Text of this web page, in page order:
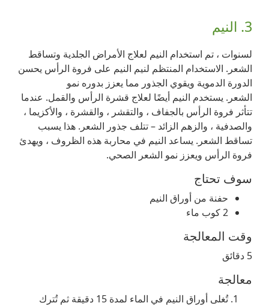
3. النيم
لسنوات ، تم استخدام النيم لعلاج الأمراض الجلدية وتساقط
الشعر. الاستخدام المنتظم لنيم النيم على فروة الرأس يحسن
الدورة الدموية ويقوي الجذور مما يعزز بدوره نمو
الشعر. يستخدم النيم أيضًا لعلاج قشرة الرأس والقمل. عندما
تتأثر فروة الرأس بالجفاف ، والتقشر ، والقشرة ، والأكزيما ،
والصدفية ، والزهم الزائد – تتلف جذور الشعر. هذا يسبب
تساقط الشعر. يساعد النيم في محاربة هذه الظروف ، ويهدئ
فروة الرأس ويعزز نمو الشعر الصحي.
سوف تحتاج
حفنة من أوراق النيم
2 كوب ماء
وقت المعالجة
5 دقائق
معالجة
تُغلى أوراق النيم في الماء لمدة 15 دقيقة ثم تُترك